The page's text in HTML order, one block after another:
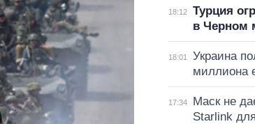
18:12
Турция
в Черном
18:01
Украина
миллиона
17:34
Маск не
Starlink